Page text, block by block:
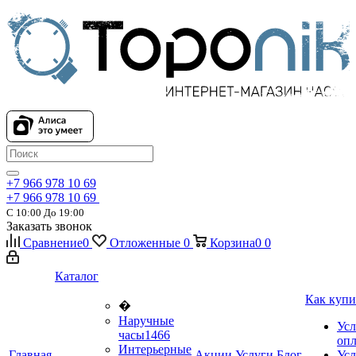
+7 966 978 10 69
+7 966 978 10 69
С 10:00 До 19:00
Заказать звонок
Сравнение0 Отложенные 0 Корзина0 0
Каталог
�
Наручные
часы1466
Интерьерные
Как